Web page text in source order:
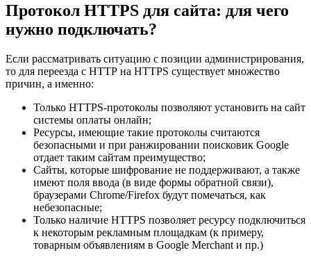
Протокол HTTPS для сайта: для чего
нужно подключать?
Если рассматривать ситуацию с позиции администрирования,
то для переезда с НТТР на HTTPS существует множество
причин, а именно:
Только HTTPS-протоколы позволяют установить на сайт
системы оплаты онлайн;
Ресурсы, имеющие такие протоколы считаются
безопасными и при ранжировании поисковик Google
отдает таким сайтам преимущество;
Cайты, которые шифрование не поддерживают, а также
имеют поля ввода (в виде формы обратной связи),
браузерами Chrome/Firefox будут помечаться, как
небезопасные;
Только наличие HTTPS позволяет ресурсу подключиться
к некоторым рекламным площадкам (к примеру,
товарным объявлениям в Google Merchant и пр.)